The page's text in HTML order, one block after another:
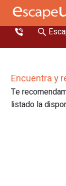
Encuentra y
Te
listado la